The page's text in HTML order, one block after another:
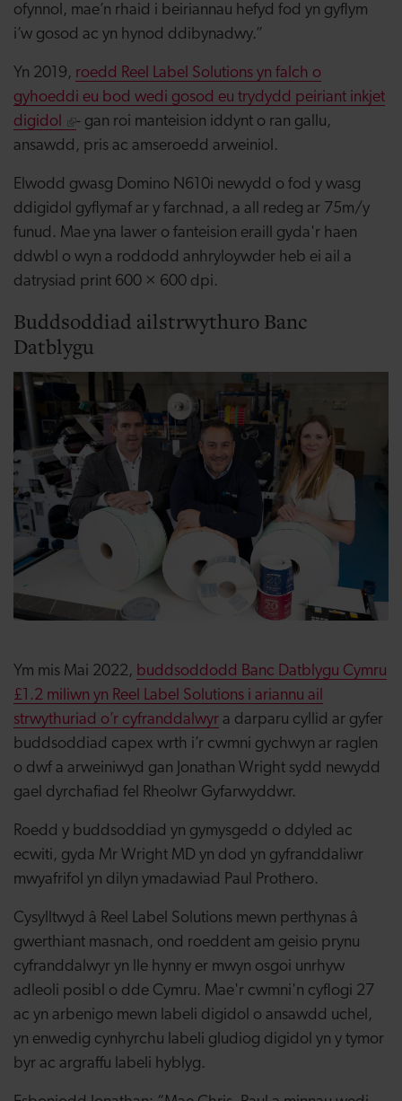
ofynnol, mae’n rhaid i beiriannau hefyd fod yn gyflym
i’w gosod ac yn hynod ddibynadwy.”
Yn 2019, roedd Reel Label Solutions yn falch o
gyhoeddi eu bod wedi gosod eu trydydd peiriant inkjet
digidol
- gan roi manteision iddynt o ran gallu,
ansawdd, pris ac amseroedd arweiniol.
Elwodd gwasg Domino N610i newydd o fod y wasg
ddigidol gyflymaf ar y farchnad, a all redeg ar 75m/y
funud. Mae yna lawer o fanteision eraill gyda'r haen
ddwbl o wyn a roddodd anhryloywder heb ei ail a
datrysiad print 600 × 600 dpi.
Buddsoddiad ailstrwythuro Banc
Datblygu
Ym mis Mai 2022, buddsoddodd Banc Datblygu Cymru
£1.2 miliwn yn Reel Label Solutions i ariannu ail
strwythuriad o’r cyfranddalwyr a darparu cyllid ar gyfer
buddsoddiad capex wrth i’r cwmni gychwyn ar raglen
o dwf a arweiniwyd gan Jonathan Wright sydd newydd
gael dyrchafiad fel Rheolwr Gyfarwyddwr.
Roedd y buddsoddiad yn gymysgedd o ddyled ac
ecwiti, gyda Mr Wright MD yn dod yn gyfranddaliwr
mwyafrifol yn dilyn ymadawiad Paul Prothero.
Cysylltwyd â Reel Label Solutions mewn perthynas â
gwerthiant masnach, ond roeddent am geisio prynu
cyfranddalwyr yn lle hynny er mwyn osgoi unrhyw
adleoli posibl o dde Cymru. Mae'r cwmni'n cyflogi 27
ac yn arbenigo mewn labeli digidol o ansawdd uchel,
yn enwedig cynhyrchu labeli gludiog digidol yn y tymor
byr ac argraffu labeli hyblyg.